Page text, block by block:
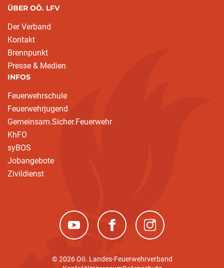
ÜBER OÖ. LFV
Der Verband
Kontakt
Brennpunkt
Presse & Medien
INFOS
Feuerwehrschule
Feuerwehrjugend
Gemeinsam.Sicher.Feuerwehr
KhFO
syBOS
Jobangebote
Zivildienst
(neues Fenster)(neues Fenster)(neues Fenster)
© 2026 Oö. Landes-Feuerwehrverband